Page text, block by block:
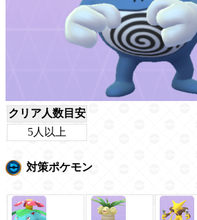
クリア人数目安
5人以上
対策ポケモン